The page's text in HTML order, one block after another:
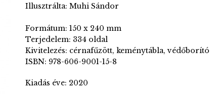
Illusztrálta: Muhi Sándor
Formátum: 150 x 240 mm
Terjedelem: 334 oldal
Kivitelezés: cérnafűzött, keménytábla, védőborító
ISBN: 978-606-9001-15-8
Kiadás éve: 2020